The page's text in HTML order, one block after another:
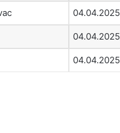
04.04.2025
04.04.2025
04.04.2025